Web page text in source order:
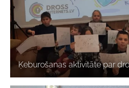
Ķeburošanas aktivitāte par